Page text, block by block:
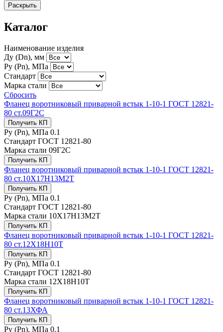
Раскрыть
Каталог
Наименование изделия
Ду (Dn), мм
Ру (Рn), МПа
Стандарт
Марка стали
Сбросить
Фланец воротниковый приварной встык 1-10-1 ГОСТ 12821-
80 ст.09Г2С
Получить КП
Ру (Рn), МПа 0.1
Стандарт ГОСТ 12821-80
Марка стали 09Г2С
Получить КП
Фланец воротниковый приварной встык 1-10-1 ГОСТ 12821-
80 ст.10Х17Н13М2Т
Получить КП
Ру (Рn), МПа 0.1
Стандарт ГОСТ 12821-80
Марка стали 10Х17Н13М2Т
Получить КП
Фланец воротниковый приварной встык 1-10-1 ГОСТ 12821-
80 ст.12Х18Н10Т
Получить КП
Ру (Рn), МПа 0.1
Стандарт ГОСТ 12821-80
Марка стали 12Х18Н10Т
Получить КП
Фланец воротниковый приварной встык 1-10-1 ГОСТ 12821-
80 ст.13ХФА
Получить КП
Ру (Рn), МПа 0.1